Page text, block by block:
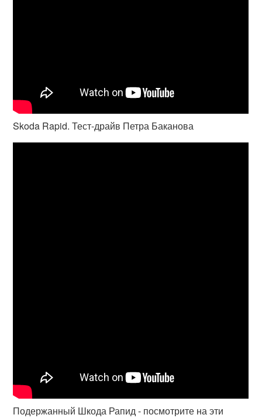
Skoda Rapid. Тест-драйв Петра Баканова
Подержанный Шкода Рапид - посмотрите на эти